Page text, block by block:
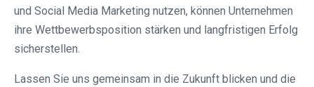
und Social Media Marketing nutzen, können Unternehmen
ihre Wettbewerbsposition stärken und langfristigen Erfolg
sicherstellen.
Lassen Sie uns gemeinsam in die Zukunft blicken und die